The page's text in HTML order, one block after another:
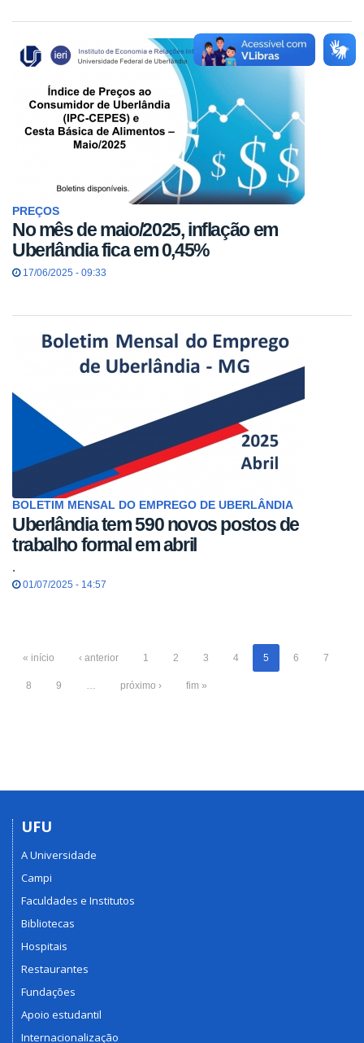
PREÇOS
No mês de maio/2025, inflação em
Uberlândia fica em 0,45%
17/06/2025 - 09:33
BOLETIM MENSAL DO EMPREGO DE UBERLÂNDIA
Uberlândia tem 590 novos postos de
trabalho formal em abril
.
01/07/2025 - 14:57
« início ‹ anterior 1 2 3 4 5 6 7
8 9 … próximo › fim »
UFU
A Universidade
Campi
Faculdades e Institutos
Bibliotecas
Hospitais
Restaurantes
Fundações
Apoio estudantil
Internacionalização